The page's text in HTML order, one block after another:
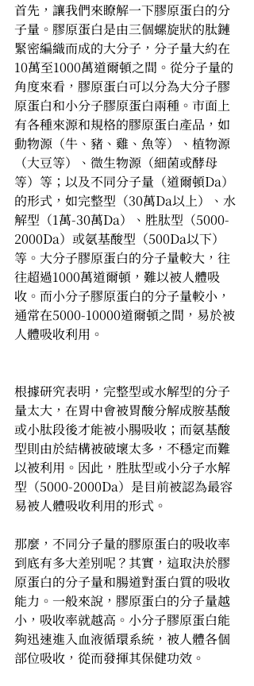
首先，讓我們來瞭解一下膠原蛋白的分
子量。膠原蛋白是由三個螺旋狀的肽鏈
緊密編織而成的大分子，分子量大約在
10萬至1000萬道爾頓之間。從分子量的
角度來看，膠原蛋白可以分為大分子膠
原蛋白和小分子膠原蛋白兩種。市面上
有各種來源和規格的膠原蛋白產品，如
動物源（牛、豬、雞、魚等）、植物源
（大豆等）、微生物源（細菌或酵母
等）等；以及不同分子量（道爾頓Da）
的形式，如完整型（30萬Da以上）、水
解型（1萬-30萬Da）、胜肽型（5000-
2000Da）或氨基酸型（500Da以下）
等。大分子膠原蛋白的分子量較大，往
往超過1000萬道爾頓，難以被人體吸
收。而小分子膠原蛋白的分子量較小，
通常在5000-10000道爾頓之間，易於被
人體吸收利用。
根據研究表明，完整型或水解型的分子
量太大，在胃中會被胃酸分解成胺基酸
或小肽段後才能被小腸吸收；而氨基酸
型則由於結構被破壞太多，不穩定而難
以被利用。因此，胜肽型或小分子水解
型（5000-2000Da）是目前被認為最容
易被人體吸收利用的形式。
那麼，不同分子量的膠原蛋白的吸收率
到底有多大差別呢？其實，這取決於膠
原蛋白的分子量和腸道對蛋白質的吸收
能力。一般來說，膠原蛋白的分子量越
小，吸收率就越高。小分子膠原蛋白能
夠迅速進入血液循環系統，被人體各個
部位吸收，從而發揮其保健功效。